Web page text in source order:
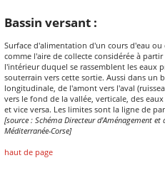
Bassin versant :
Surface d'alimentation d'un cours d'eau
comme l'aire de collecte considérée à
l'intérieur duquel se rassemblent les eaux
souterrain vers cette sortie. Aussi dans un
longitudinale, de l'amont vers l'aval
vers le fond de la vallée, verticale, des
et vice versa. Les limites sont la ligne de
[source : Schéma Directeur d'Aménagement et
Méditerranée-Corse]
haut de page